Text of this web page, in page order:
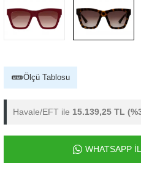
Ölçü Tablosu
Havale/EFT ile 15.139,25 TL
WHATSAPP